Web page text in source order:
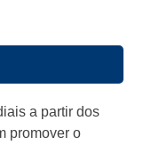
a partir dos
promover o